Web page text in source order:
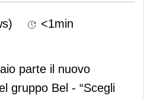
<1min
parte il nuovo
gruppo Bel - “Scegli